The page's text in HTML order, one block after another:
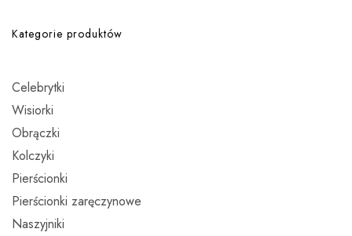
Kategorie produktów
Celebrytki
Wisiorki
Obrączki
Kolczyki
Pierścionki
Pierścionki zaręczynowe
Naszyjniki